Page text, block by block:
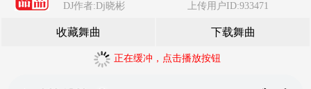
DJ作者:Dj晓彬
上传用户ID:933471
收藏舞曲 下载舞曲
正在缓冲，点击播放按钮